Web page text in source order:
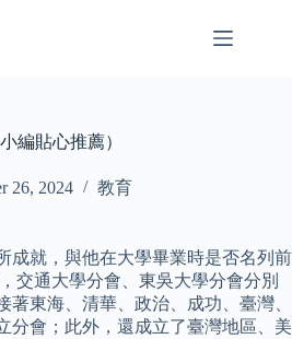
編貼心推薦）
26, 2024 教育
成就，與他在大學畢業時是否名列前
交通大學分會、東吳大學分會分別
著東海、清華、政治、成功、臺灣、
會；此外，還成立了臺灣地區、美